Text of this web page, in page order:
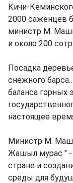
Кичи-
2000 саженцев
министр М.
и около 200
Посадка
снежного
баланса горных
настоящее
Министр М.
Жашыл мурас " -
стране и
среды для